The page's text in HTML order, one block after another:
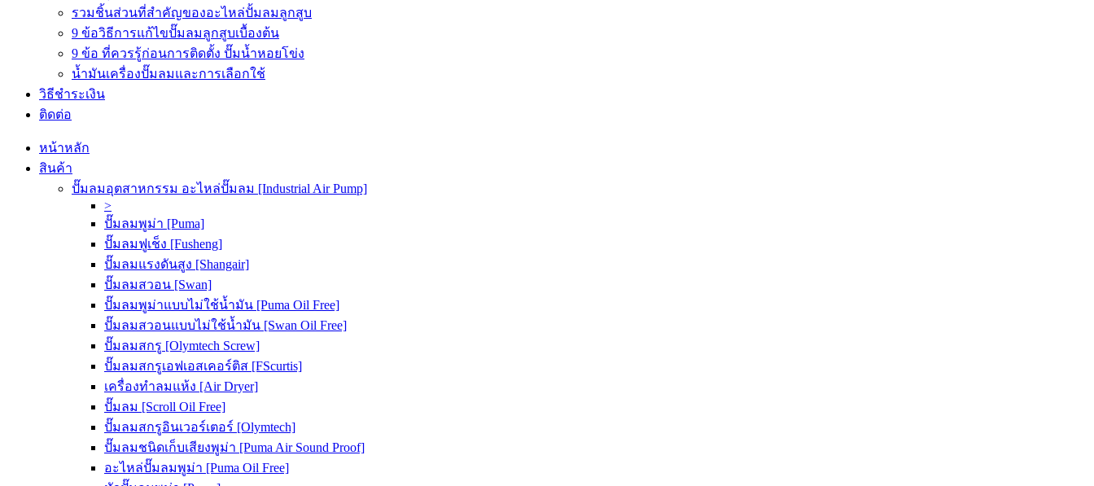
รวมชิ้นส่วนที่สำคัญของอะไหล่ปั้มลมลูกสูบ
9 ข้อวิธีการแก้ไขปั๊มลมลูกสูบเบื้องต้น
9 ข้อ ที่ควรรู้ก่อนการติดตั้ง ปั๊มน้ำหอยโข่ง
น้ำมันเครื่องปั๊มลมและการเลือกใช้
วิธีชำระเงิน
ติดต่อ
หน้าหลัก
สินค้า
ปั๊มลมอุตสาหกรรม อะไหล่ปั๊มลม [Industrial Air Pump]
>
ปั๊มลมพูม่า [Puma]
ปั๊มลมฟูเช็ง [Fusheng]
ปั๊มลมแรงดันสูง [Shangair]
ปั๊มลมสวอน [Swan]
ปั๊มลมพูม่าแบบไม่ใช้น้ำมัน [Puma Oil Free]
ปั๊มลมสวอนแบบไม่ใช้น้ำมัน [Swan Oil Free]
ปั๊มลมสกรู [Olymtech Screw]
ปั๊มลมสกรูเอฟเอสเคอร์ติส [FScurtis]
เครื่องทำลมแห้ง [Air Dryer]
ปั๊มลม [Scroll Oil Free]
ปั๊มลมสกรูอินเวอร์เตอร์ [Olymtech]
ปั๊มลมชนิดเก็บเสียงพูม่า [Puma Air Sound Proof]
อะไหล่ปั๊มลมพูม่า [Puma Oil Free]